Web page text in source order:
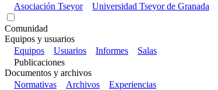
Asociación Tseyor
Universidad Tseyor de Granada
Comunidad
Equipos y usuarios
Equipos
Usuarios Informes
Salas
Publicaciones
Documentos y archivos
Normativas
Archivos
Experiencias